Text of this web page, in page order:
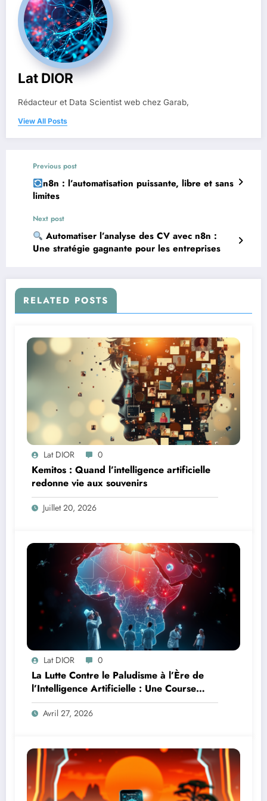
Lat DIOR
Rédacteur et Data Scientist web chez Garab,
View All Posts
Previous post
n8n : l’automatisation puissante, libre et sans
limites
Next post
Automatiser l’analyse des CV avec n8n :
Une stratégie gagnante pour les entreprises
RELATED POSTS
Lat DIOR 0
Kemitos : Quand l’intelligence artificielle
redonne vie aux souvenirs
Juillet 20, 2026
Lat DIOR 0
La Lutte Contre le Paludisme à l’Ère de
l’Intelligence Artificielle : Une Course
Contre la Montre Africaine
Avril 27, 2026